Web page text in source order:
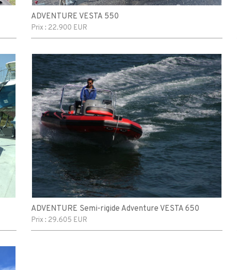
ADVENTURE VESTA 550
Prix : 22.900 EUR
ADVENTURE Semi-rigide Adventure VESTA 650
Prix : 29.605 EUR